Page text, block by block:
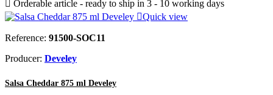
 Orderable article - ready to ship in 3 - 10 working days
Quick view
Reference: 91500-SOC11
Producer: Develey
Salsa Cheddar 875 ml Develey